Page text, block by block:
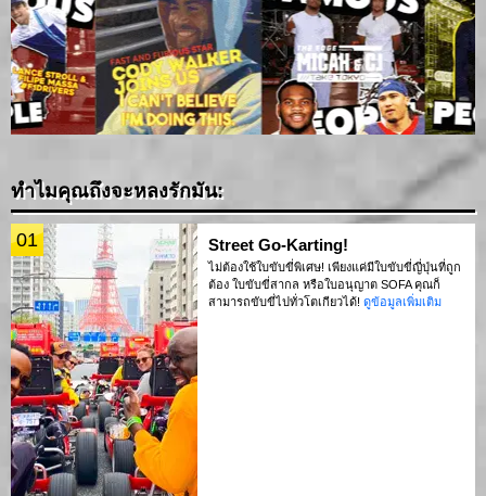
ทำไมคุณถึงจะหลงรักมัน:
01 Street Go-Karting!
ไม่ต้องใช้ใบขับขี่พิเศษ! เพียงแค่มีใบขับขี่ญี่ปุ่นที่ถูก
ต้อง ใบขับขี่สากล หรือใบอนุญาต SOFA คุณก็
สามารถขับขี่ไปทั่วโตเกียวได้! ดูข้อมูลเพิ่มเติม